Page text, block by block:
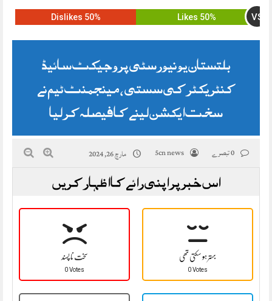
50% Likes VS
50% Dislikes
بلتستان یونیورسٹی پروجیکٹ سائیڈ
کنٹریکٹر کی سستی ، مینجمنٹ ٹیم نے
سخت ایکشن لینے کا فیصلہ کر لیا
5cn news مارچ 26, 2024
اس خبر پر اپنی رائے کا اظہار کریں
سخت نا پسند
0 Votes
بہتر ہو سکتی تھی
0 Votes